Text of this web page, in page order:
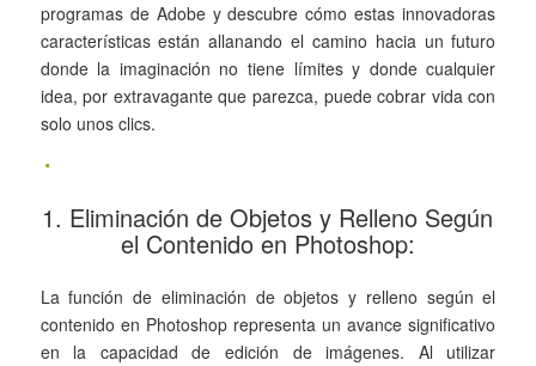
programas de Adobe y descubre cómo estas innovadoras
características están allanando el camino hacia un futuro
donde la imaginación no tiene límites y donde cualquier
idea, por extravagante que parezca, puede cobrar vida con
solo unos clics.
1. Eliminación de Objetos y Relleno Según
el Contenido en Photoshop:
La función de eliminación de objetos y relleno según el
contenido en Photoshop representa un avance significativo
en la capacidad de edición de imágenes. Al utilizar